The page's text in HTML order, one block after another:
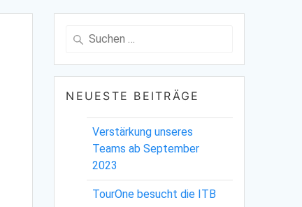
Suche
NEUESTE BEITRÄGE
Verstärkung unseres
Teams ab September
2023
TourOne besucht die ITB